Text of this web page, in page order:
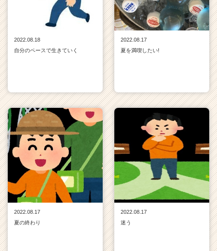
2022.08.18
自分のペースで生きていく
2022.08.17
夏を満喫したい!
2022.08.17
夏の終わり
2022.08.17
迷う